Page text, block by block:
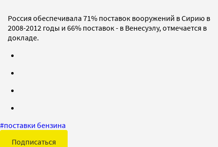
Россия обеспечивала 71% поставок вооружений в Сирию в
2008-2012 годы и 66% поставок - в Венесуэлу, отмечается в
докладе.
#поставки бензина
Подписаться